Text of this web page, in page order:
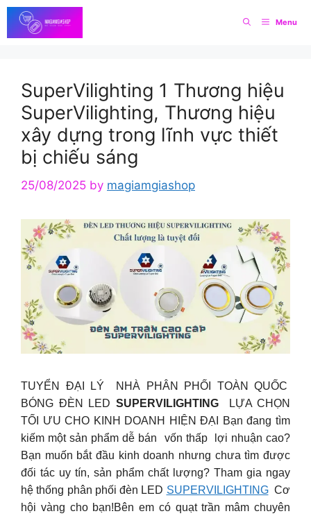
Skip
to
content
Menu
SuperVilighting 1 Thương hiệu
SuperVilighting, Thương hiệu
xây dựng trong lĩnh vực thiết
bị chiếu sáng
25/08/2025 by magiamgiashop
TUYỂN ĐẠI LÝ NHÀ PHÂN PHỐI TOÀN QUỐC
BÓNG ĐÈN LED SUPERVILIGHTINGLỰA CHỌN
TỐI ƯU CHO KINH DOANH HIỆN ĐẠI Bạn đang tìm
kiếm một sản phẩm dễ bán vốn thấp lợi nhuận cao?
Bạn muốn bắt đầu kinh doanh nhưng chưa tìm được
đối tác uy tín, sản phẩm chất lượng? Tham gia ngay
hệ thống phân phối đèn LED SUPERVILIGHTINGCơ
hội vàng cho bạn!Bên em có quạt trần mâm chuyên